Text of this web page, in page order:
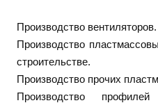
Производство вентиляторов.
Производство
строительстве.
Производство прочих
Производство